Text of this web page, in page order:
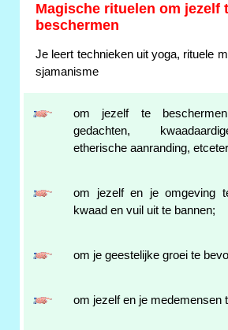
Magische rituelen om jezelf
beschermen
Je leert technieken uit yoga, rituele
sjamanisme
om jezelf te
gedachten,
etherische aanranding,
om jezelf en je omgeving
kwaad en vuil uit te bannen;
om je geestelijke groei te
om jezelf en je medemensen